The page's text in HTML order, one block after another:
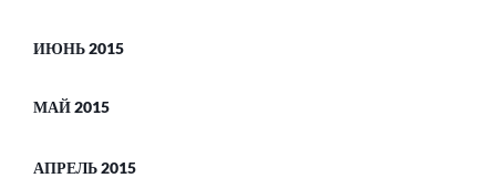
ИЮНЬ 2015
МАЙ 2015
АПРЕЛЬ 2015